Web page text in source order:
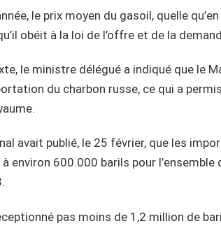
le prix moyen du gasoil, quelle
obéit à la loi de l’offre et de la
le ministre délégué a indiqué que le
du charbon russe, ce qui a
avait publié, le 25 février, que les
environ 600.000 barils pour
pas moins de 1,2 million de